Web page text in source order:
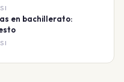
I
en bachillerato:
I